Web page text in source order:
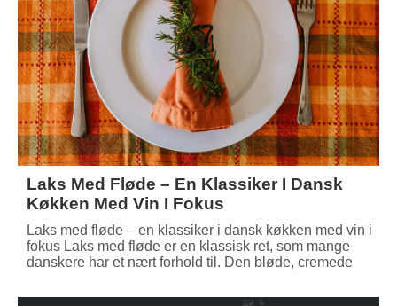
Laks Med Fløde – En Klassiker I Dansk
Køkken Med Vin I Fokus
Laks med fløde – en klassiker i dansk køkken med vin i
fokus Laks med fløde er en klassisk ret, som mange
danskere har et nært forhold til. Den bløde, cremede